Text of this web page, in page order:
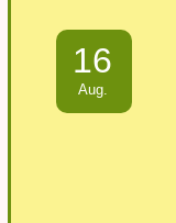
16
Aug.